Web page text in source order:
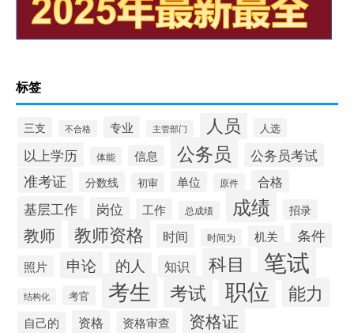
标签
三支 不合格 专业 主管部门 人员 人选
以上学历 体能 信息 公务员 公务员考试
准考证 分数线 初审 单位 原件 合格
基层工作 岗位 工作 总成绩 成绩 招录
教师 教师资格 时间 时间为 机关 条件
照片 申论 的人 知识 科目 笔试
结构化 考官 考生 考试 职位 能力
自己的 资格 资格审查 资格证